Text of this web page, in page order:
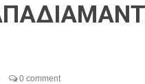
0 comment